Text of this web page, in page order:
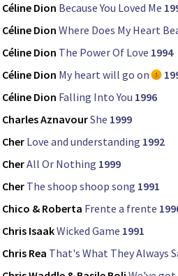
Céline Dion Because You Loved Me
Céline Dion Where Does My Heart
Céline Dion The Power Of Love 1994
Céline Dion My heart will go on
Céline Dion Falling Into You 1996
Charles AznavourShe 1999
Cher Love and understanding 1992
CherAll Or Nothing 1999
Cher The shoop shoop song 1991
Chico & Roberta Frente a frente
Chris IsaakWicked Game 1991
Chris Rea That's What They Always